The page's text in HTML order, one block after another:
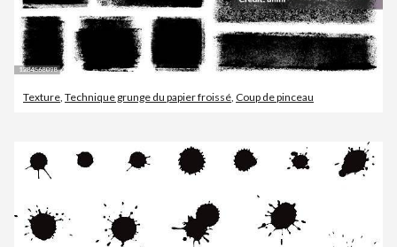
Texture Technique grunge du papier froissé Coup de pinceau